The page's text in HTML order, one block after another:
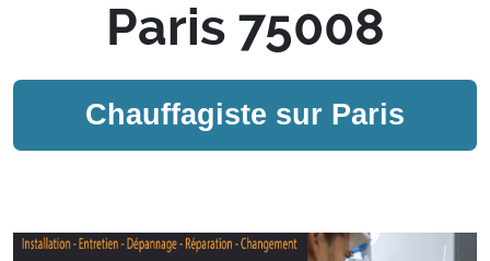
Paris 75008
Chauffagiste sur Paris